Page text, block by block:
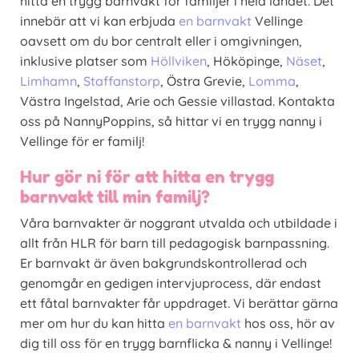
innebär att vi kan erbjuda en barnvakt Vellinge
oavsett om du bor centralt eller i omgivningen,
inklusive platser som Höllviken, Hököpinge, Näset,
Limhamn, Staffanstorp, Östra Grevie, Lomma,
Västra Ingelstad, Arie och Gessie villastad. Kontakta
oss på NannyPoppins, så hittar vi en trygg nanny i
Vellinge för er familj!
Hur gör ni för att hitta en trygg
barnvakt till min familj?
Våra barnvakter är noggrant utvalda och utbildade i
allt från HLR för barn till pedagogisk barnpassning.
Er barnvakt är även bakgrundskontrollerad och
genomgår en gedigen intervjuprocess, där endast
ett fåtal barnvakter får uppdraget. Vi berättar gärna
mer om hur du kan hitta en barnvakt hos oss, hör av
dig till oss för en trygg barnflicka & nanny i Vellinge!